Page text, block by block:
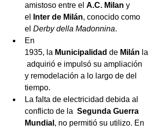
amistoso entre el A.C. Milan y
el
Inter de Milán, conocido como
el Derby della Madonnina.
En
1935, la Municipalidad de Milán la
adquirió e impulsó su ampliación
y remodelación a lo largo de del
tiempo.
La falta de electricidad debida al
conflicto de la Segunda Guerra
Mundial , no permitió su utilizo. En